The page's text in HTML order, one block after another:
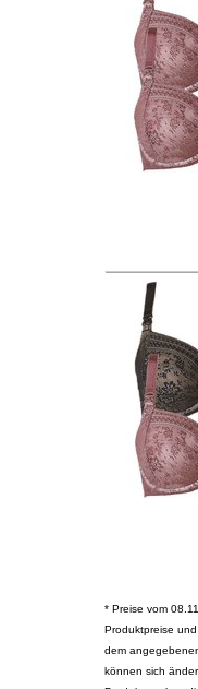
* Preise vom
Produktpreise
dem
können sich